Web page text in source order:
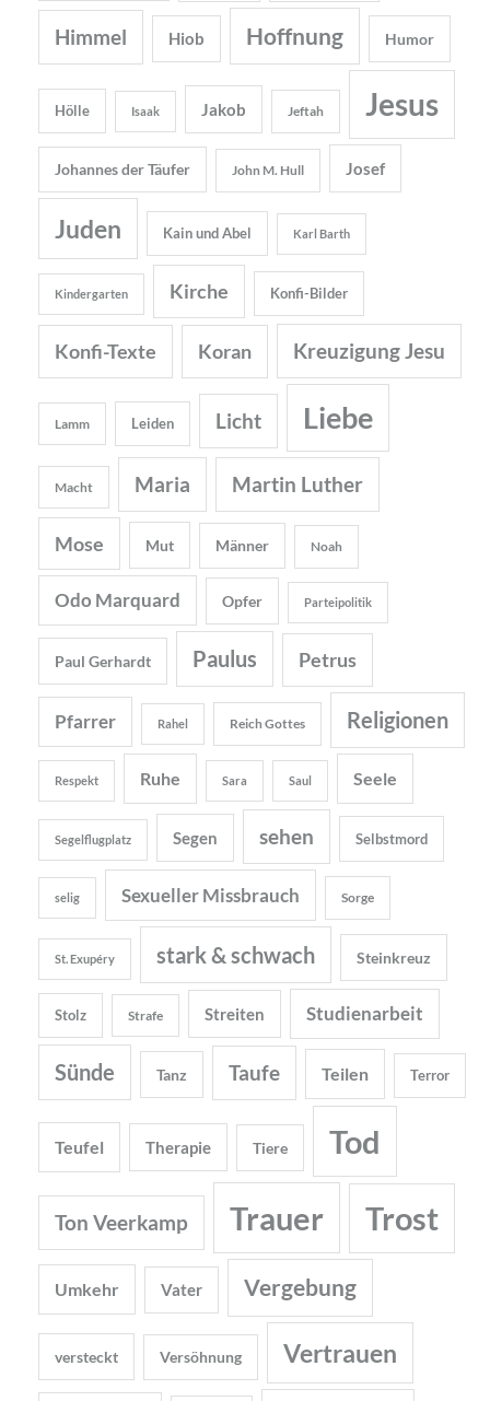
Himmel Hiob Hoffnung Humor
Hölle Isaak Jakob Jeftah Jesus
Johannes der Täufer John M. Hull Josef
Juden Kain und Abel Karl Barth
Kindergarten Kirche Konfi-Bilder
Konfi-Texte Koran Kreuzigung Jesu
Lamm Leiden Licht Liebe
Macht Maria Martin Luther
Mose Mut Männer Noah
Odo Marquard Opfer Parteipolitik
Paul Gerhardt Paulus Petrus
Pfarrer Rahel Reich Gottes Religionen
Respekt Ruhe Sara Saul Seele
Segelflugplatz Segen sehen Selbstmord
selig Sexueller Missbrauch Sorge
St. Exupéry stark & schwach Steinkreuz
Stolz Strafe Streiten Studienarbeit
Sünde Tanz Taufe Teilen Terror
Teufel Therapie Tiere Tod
Ton Veerkamp Trauer Trost
Umkehr Vater Vergebung
versteckt Versöhnung Vertrauen